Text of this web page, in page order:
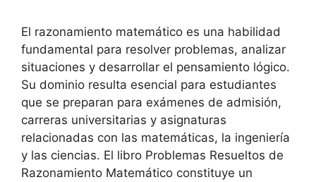
El razonamiento matemático es una habilidad
fundamental para resolver problemas, analizar
situaciones y desarrollar el pensamiento lógico.
Su dominio resulta esencial para estudiantes
que se preparan para exámenes de admisión,
carreras universitarias y asignaturas
relacionadas con las matemáticas, la ingeniería
y las ciencias. El libro Problemas Resueltos de
Razonamiento Matemático constituye un